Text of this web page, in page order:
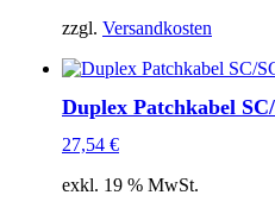
zzgl. Versandkosten
Duplex Patchkabel
27,54 €
exkl. 19 % MwSt.